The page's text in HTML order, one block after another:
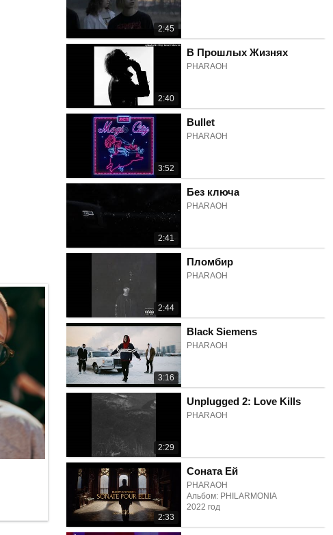
2:45
2:40
В Прошлых Жизнях
PHARAOH
3:52
Bullet
PHARAOH
2:41
Без ключа
PHARAOH
2:44
Пломбир
PHARAOH
3:16
Black Siemens
PHARAOH
2:29
Unplugged 2: Love Kills
PHARAOH
2:33
Соната Ей
PHARAOH
Альбом: PHILARMONIA
2022 год